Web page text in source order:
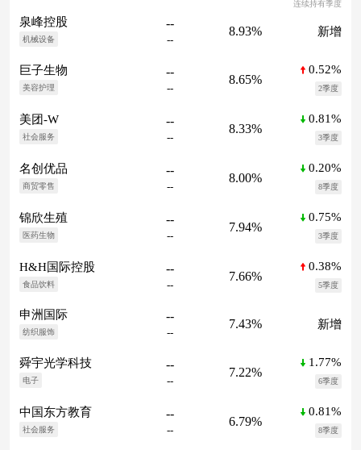
连续持有季度
泉峰控股
机械设备
--
--
8.93% 新增
巨子生物
美容护理
--
--
8.65%
0.52%
2季度
美团-W
社会服务
--
--
8.33%
0.81%
3季度
名创优品
商贸零售
--
--
8.00%
0.20%
8季度
锦欣生殖
医药生物
--
--
7.94%
0.75%
3季度
H&H国际控股
食品饮料
--
--
7.66%
0.38%
5季度
申洲国际
纺织服饰
--
--
7.43% 新增
舜宇光学科技
电子
--
--
7.22%
1.77%
6季度
中国东方教育
社会服务
--
--
6.79%
0.81%
8季度